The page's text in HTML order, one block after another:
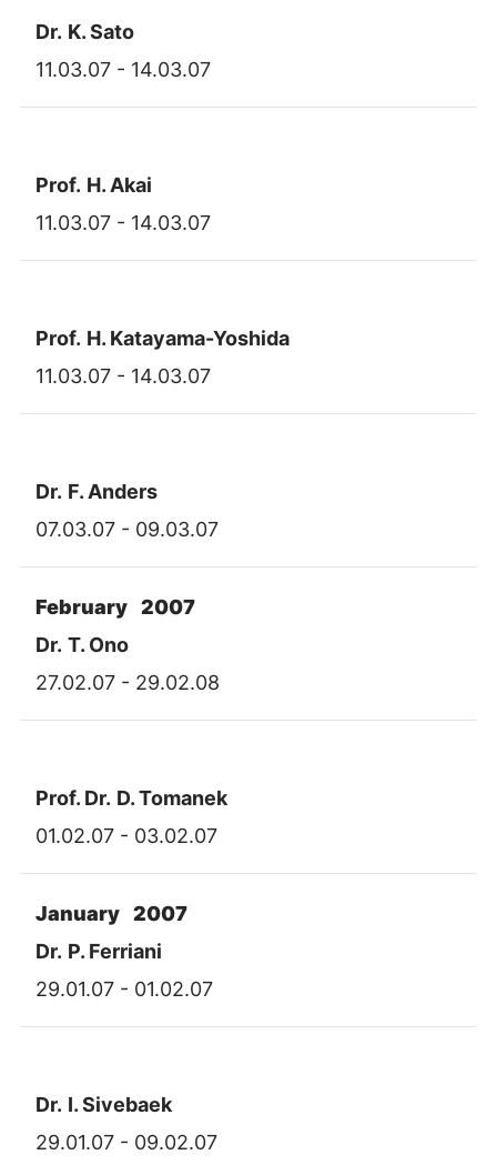
Dr. K. Sato
11.03.07 - 14.03.07
Prof. H. Akai
11.03.07 - 14.03.07
Prof. H. Katayama-Yoshida
11.03.07 - 14.03.07
Dr. F. Anders
07.03.07 - 09.03.07
February 2007
Dr. T. Ono
27.02.07 - 29.02.08
Prof. Dr. D. Tomanek
01.02.07 - 03.02.07
January 2007
Dr. P. Ferriani
29.01.07 - 01.02.07
Dr. I. Sivebaek
29.01.07 - 09.02.07